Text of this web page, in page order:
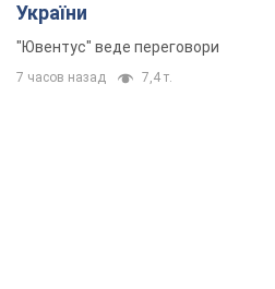
України
"Ювентус" веде переговори
7 часов назад 7,4 т.